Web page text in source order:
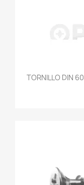
TORNILLO DIN